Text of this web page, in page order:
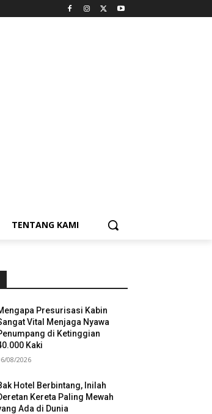
TENTANG KAMI
Presurisasi Kabin
Vital Menjaga Nyawa
di Ketinggian
Kaki
08/2026
Hotel Berbintang, Inilah
Kereta Paling Mewah
Ada di Dunia